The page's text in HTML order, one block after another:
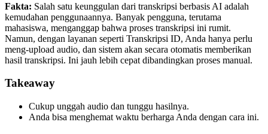
Fakta: Salah satu keunggulan dari transkripsi berbasis AI adalah
kemudahan penggunaannya. Banyak pengguna, terutama
mahasiswa, menganggap bahwa proses transkripsi ini rumit.
Namun, dengan layanan seperti Transkripsi ID, Anda hanya perlu
meng-upload audio, dan sistem akan secara otomatis memberikan
hasil transkripsi. Ini jauh lebih cepat dibandingkan proses manual.
Takeaway
Cukup unggah audio dan tunggu hasilnya.
Anda bisa menghemat waktu berharga Anda dengan cara ini.